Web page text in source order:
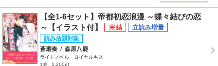
【全1-6セット】帝都初恋浪漫 ～蝶々結びの恋
～【イラスト付】
蒼磨奏 / 森原八鹿
ライトノベル、ロイヤルキス
1巻
1,200pt